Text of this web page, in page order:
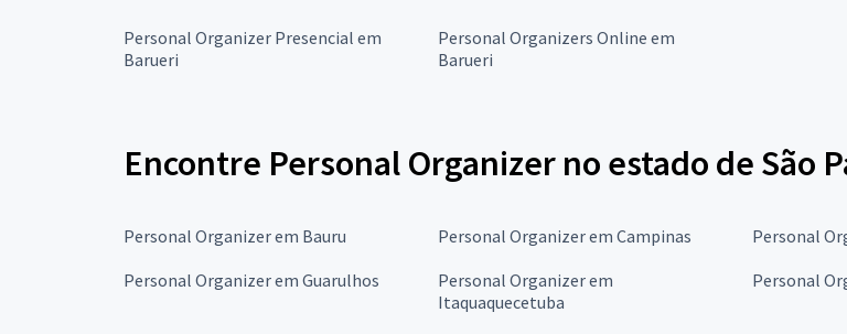
Personal Organizer Presencial em
Barueri
Personal Organizers Online em
Barueri
Encontre Personal Organizer no estado de São
Personal Organizer em Bauru Personal Organizer em Campinas Personal
Personal Organizer em Guarulhos
Personal Organizer em
Itaquaquecetuba
Personal